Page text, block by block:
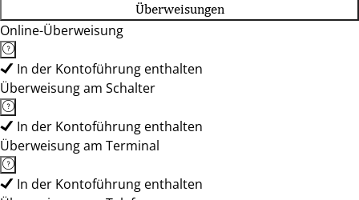
Überweisungen
Online-Überweisung
In der Kontoführung enthalten
Überweisung am Schalter
In der Kontoführung enthalten
Überweisung am Terminal
In der Kontoführung enthalten